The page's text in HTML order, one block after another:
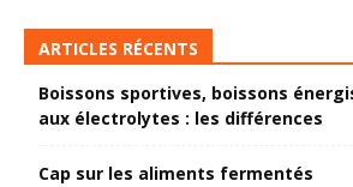
ARTICLES RÉCENTS
Boissons sportives, boissons
aux électrolytes : les différences
Cap sur les aliments fermentés